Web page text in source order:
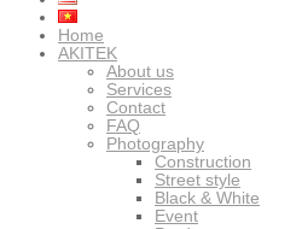
Home
AKITEK
About us
Services
Contact
FAQ
Photography
Construction
Street style
Black & White
Event